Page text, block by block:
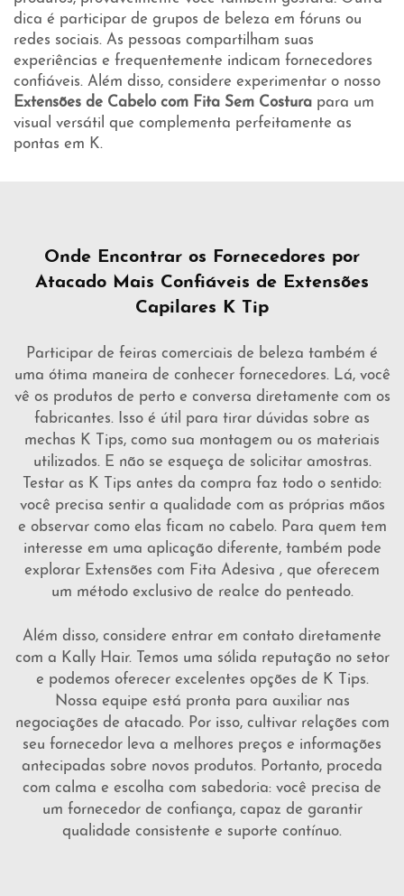
dica é participar de grupos de beleza em fóruns ou
redes sociais. As pessoas compartilham suas
experiências e frequentemente indicam fornecedores
confiáveis. Além disso, considere experimentar o nosso
Extensões de Cabelo com Fita Sem Costura para um
visual versátil que complementa perfeitamente as
pontas em K.
Onde Encontrar os Fornecedores por
Atacado Mais Confiáveis de Extensões
Capilares K Tip
Participar de feiras comerciais de beleza também é
uma ótima maneira de conhecer fornecedores. Lá, você
vê os produtos de perto e conversa diretamente com os
fabricantes. Isso é útil para tirar dúvidas sobre as
mechas K Tips, como sua montagem ou os materiais
utilizados. E não se esqueça de solicitar amostras.
Testar as K Tips antes da compra faz todo o sentido:
você precisa sentir a qualidade com as próprias mãos
e observar como elas ficam no cabelo. Para quem tem
interesse em uma aplicação diferente, também pode
explorar Extensões com Fita Adesiva , que oferecem
um método exclusivo de realce do penteado.
Além disso, considere entrar em contato diretamente
com a Kally Hair. Temos uma sólida reputação no setor
e podemos oferecer excelentes opções de K Tips.
Nossa equipe está pronta para auxiliar nas
negociações de atacado. Por isso, cultivar relações com
seu fornecedor leva a melhores preços e informações
antecipadas sobre novos produtos. Portanto, proceda
com calma e escolha com sabedoria: você precisa de
um fornecedor de confiança, capaz de garantir
qualidade consistente e suporte contínuo.